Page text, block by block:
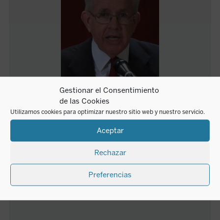
Gestionar el Consentimiento
de las Cookies
Utilizamos cookies para optimizar nuestro sitio web y nuestro servicio.
Aceptar
Rechazar
Preferencias
John F. Crosby
John F. Crosby es profesor en la Universidad
Franciscana de Steubenville (Ohio, USA). Ha sido
profesor de la Universidad de Dallas, del Instituto
Juan Pablo II para Estudios sobre el Matrimonio y la
Familia en Roma, y de la Academia Internacional de